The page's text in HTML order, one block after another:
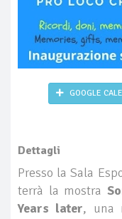
GOOGLE
Dettagli
Presso la Sala
terrà la mostra
Years later, una